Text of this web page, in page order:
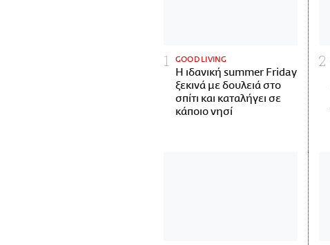
GOOD LIVING
Η ιδανική summer Friday
ξεκινά με δουλειά στο
σπίτι και καταλήγει σε
κάποιο νησί